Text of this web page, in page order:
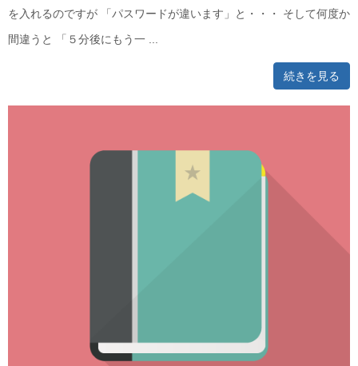
を入れるのですが 「パスワードが違います」と・・・ そして何度か
間違うと 「５分後にもう一 ...
続きを見る